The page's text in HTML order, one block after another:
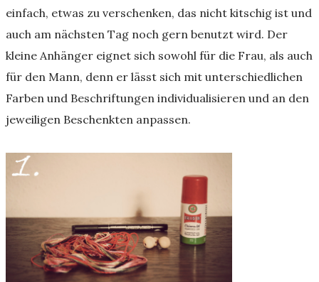
einfach, etwas zu verschenken, das nicht kitschig ist und
auch am nächsten Tag noch gern benutzt wird. Der
kleine Anhänger eignet sich sowohl für die Frau, als auch
für den Mann, denn er lässt sich mit unterschiedlichen
Farben und Beschriftungen individualisieren und an den
jeweiligen Beschenkten anpassen.